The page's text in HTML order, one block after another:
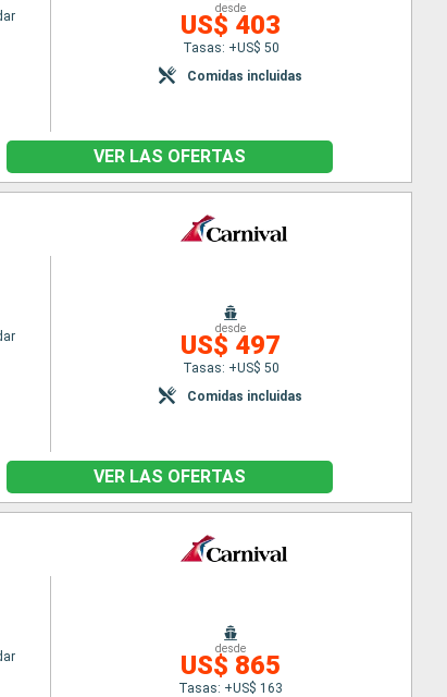
desde
US$ 403
Tasas: +US$ 50
Comidas incluidas
VER LAS OFERTAS
desde
US$ 497
Tasas: +US$ 50
Comidas incluidas
VER LAS OFERTAS
desde
US$ 865
Tasas: +US$ 163